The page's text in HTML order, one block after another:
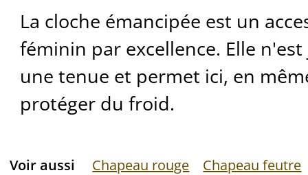
La cloche émancipée est un
féminin par excellence. Elle
une tenue et permet ici, en
protéger du froid.
Voir aussi Chapeau rouge Chapeau feutre